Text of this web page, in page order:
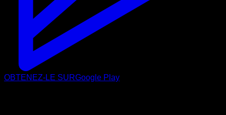
OBTENEZ-LE SURGoogle Play